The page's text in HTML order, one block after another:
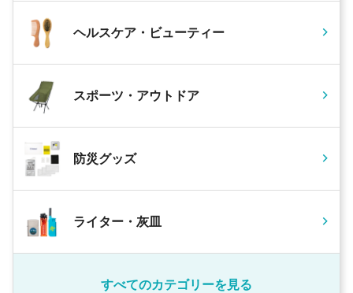
ヘルスケア・ビューティー
スポーツ・アウトドア
防災グッズ
ライター・灰皿
すべてのカテゴリーを見る